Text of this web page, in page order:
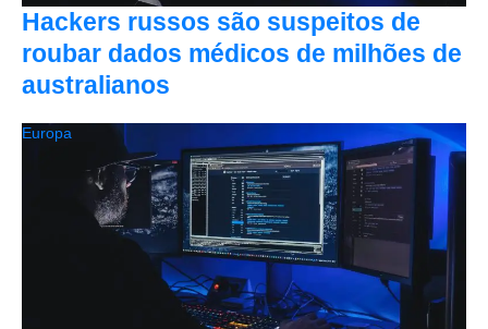
Hackers russos são suspeitos de
roubar dados médicos de milhões de
australianos
Europa